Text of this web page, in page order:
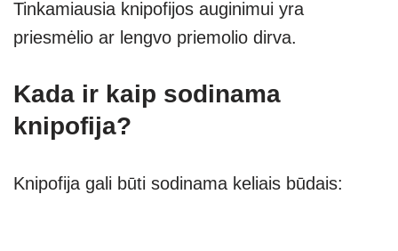
Tinkamiausia knipofijos auginimui yra
priesmėlio ar lengvo priemolio dirva.
Kada ir kaip sodinama
knipofija?
Knipofija gali būti sodinama keliais būdais: